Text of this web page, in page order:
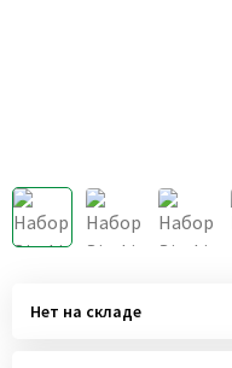
Нет на складе